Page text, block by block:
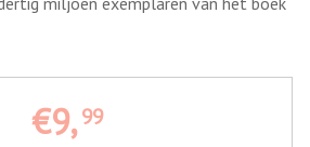
€9,99